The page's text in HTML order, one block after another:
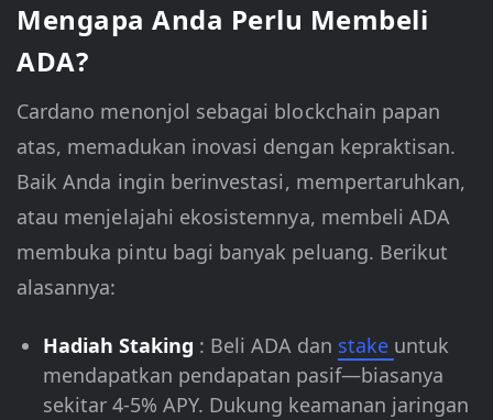
Mengapa Anda Perlu Membeli
ADA?
Cardano menonjol sebagai blockchain papan
atas, memadukan inovasi dengan kepraktisan.
Baik Anda ingin berinvestasi, mempertaruhkan,
atau menjelajahi ekosistemnya, membeli ADA
membuka pintu bagi banyak peluang. Berikut
alasannya:
Hadiah Staking : Beli ADA dan stake untuk
mendapatkan pendapatan pasif—biasanya
sekitar 4-5% APY. Dukung keamanan jaringan